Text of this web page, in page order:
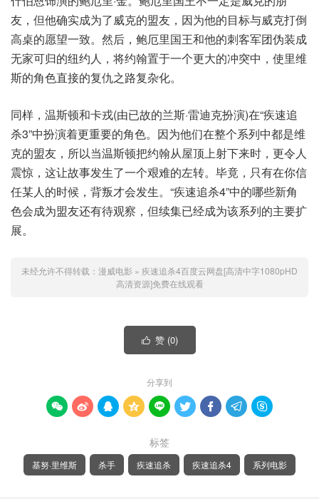
友，但他确实成为了威克的盟友，因为他的目标与威克打倒
高桌的愿望一致。然后，鲍厄里国王和他的刺客军团伪装成
无家可归的纽约人，将约翰置于一个更大的冲突中，使里维
斯的角色直接的复仇之路复杂化。
同样，温斯顿和卡戎(由已故的兰斯·雷迪克扮演)在“疾速追
杀3”中扮演着更重要的角色。因为他们在整个系列中都是维
克的盟友，所以当温斯顿把约翰从屋顶上射下来时，更令人
震惊，这让故事发生了一个艰难的左转。毕竟，只有在你信
任某人的时候，背叛才会发生。“疾速追杀4”中的哪些新角
色会成为盟友还有待观察，但续集已经成为该系列的主要扩
展。
未经允许不得转载： 漫威电影 » 疾速追杀4百度云网盘[高清中字1080pHD
高清资源]免费在线观看
 赞 (0)
分享到
        
标签
基努·里维斯 杀手 疾速追杀 疾速追杀4 系列电影